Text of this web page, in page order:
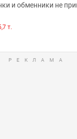
и обменники не
т.